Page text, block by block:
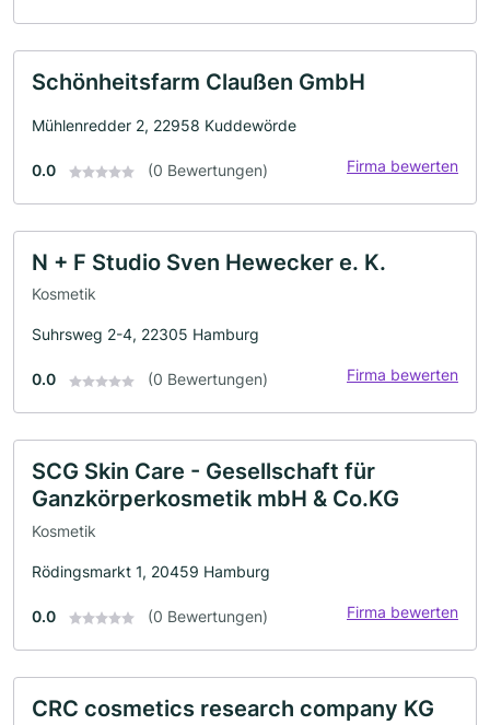
Schönheitsfarm Claußen GmbH
Mühlenredder 2, 22958 Kuddewörde
0.0 (0 Bewertungen) Firma bewerten
N + F Studio Sven Hewecker e. K.
Kosmetik
Suhrsweg 2-4, 22305 Hamburg
0.0 (0 Bewertungen) Firma bewerten
SCG Skin Care - Gesellschaft für
Ganzkörperkosmetik mbH & Co.KG
Kosmetik
Rödingsmarkt 1, 20459 Hamburg
0.0 (0 Bewertungen) Firma bewerten
CRC cosmetics research company KG